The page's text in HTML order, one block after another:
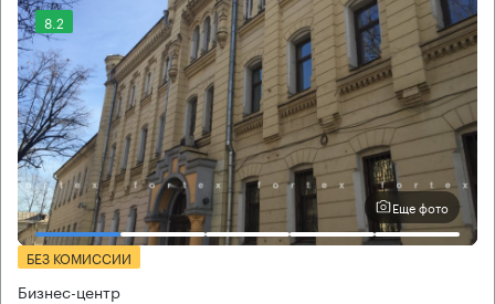
8.2
Еще фото
БЕЗ КОМИССИИ
Бизнес-центр